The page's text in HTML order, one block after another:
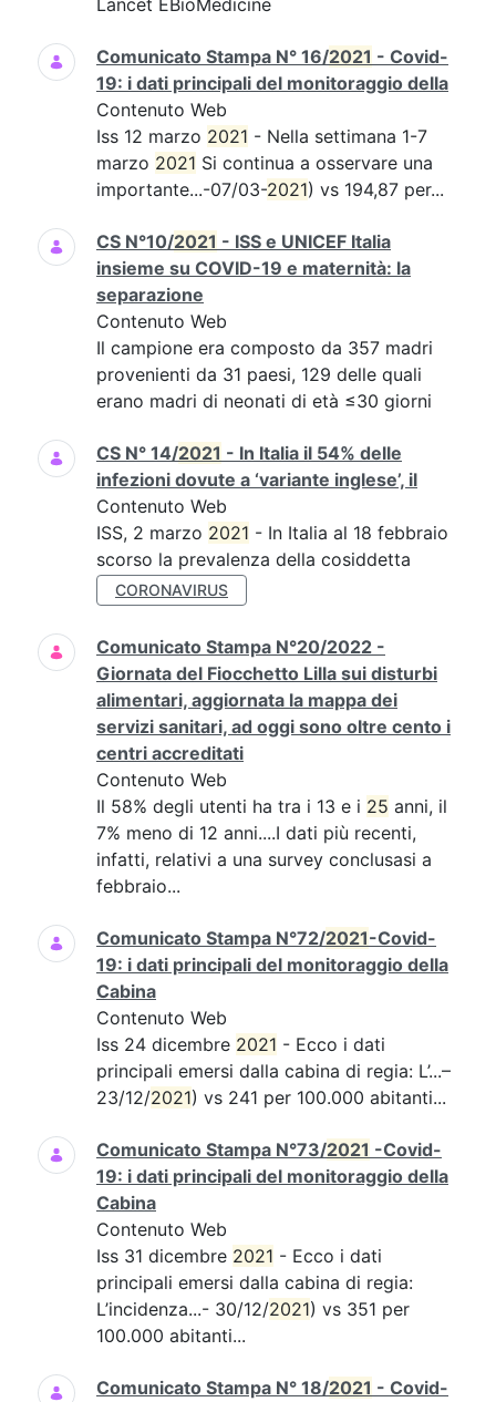
Lancet EBioMedicine
Comunicato Stampa N° 16/2021 - Covid-
19: i dati principali del monitoraggio della
Contenuto Web
Iss 12 marzo 2021 - Nella settimana 1-7
marzo 2021 Si continua a osservare una
importante...-07/03-2021) vs 194,87 per...
CS N°10/2021 - ISS e UNICEF Italia
insieme su COVID-19 e maternità: la
separazione
Contenuto Web
Il campione era composto da 357 madri
provenienti da 31 paesi, 129 delle quali
erano madri di neonati di età ≤30 giorni
CS N° 14/2021 - In Italia il 54% delle
infezioni dovute a ‘variante inglese’, il
Contenuto Web
ISS, 2 marzo 2021 - In Italia al 18 febbraio
scorso la prevalenza della cosiddetta
CORONAVIRUS
Comunicato Stampa N°20/2022 -
Giornata del Fiocchetto Lilla sui disturbi
alimentari, aggiornata la mappa dei
servizi sanitari, ad oggi sono oltre cento i
centri accreditati
Contenuto Web
Il 58% degli utenti ha tra i 13 e i 25 anni, il
7% meno di 12 anni....I dati più recenti,
infatti, relativi a una survey conclusasi a
febbraio...
Comunicato Stampa N°72/2021-Covid-
19: i dati principali del monitoraggio della
Cabina
Contenuto Web
Iss 24 dicembre 2021 - Ecco i dati
principali emersi dalla cabina di regia: L’...–
23/12/2021) vs 241 per 100.000 abitanti...
Comunicato Stampa N°73/2021 -Covid-
19: i dati principali del monitoraggio della
Cabina
Contenuto Web
Iss 31 dicembre 2021 - Ecco i dati
principali emersi dalla cabina di regia:
L’incidenza...- 30/12/2021) vs 351 per
100.000 abitanti...
Comunicato Stampa N° 18/2021 - Covid-